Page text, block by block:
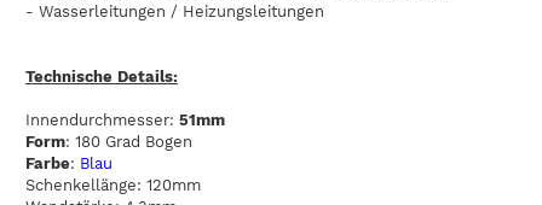
- Wasserleitungen / Heizungsleitungen
Technische Details:
Innendurchmesser: 51mm
Form: 180 Grad Bogen
Farbe: Blau
Schenkellänge: 120mm